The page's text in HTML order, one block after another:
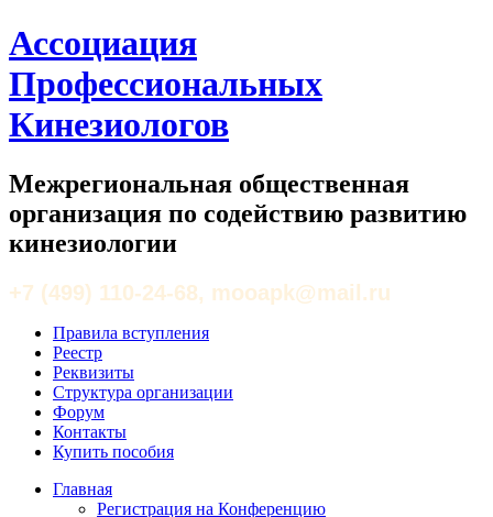
Ассоциация
Профессиональных
Кинезиологов
Межрегиональная общественная
организация по содействию развитию
кинезиологии
+7 (499) 110-24-68, mooapk@mail.ru
Правила вступления
Реестр
Реквизиты
Структура организации
Форум
Контакты
Купить пособия
Главная
Регистрация на Конференцию